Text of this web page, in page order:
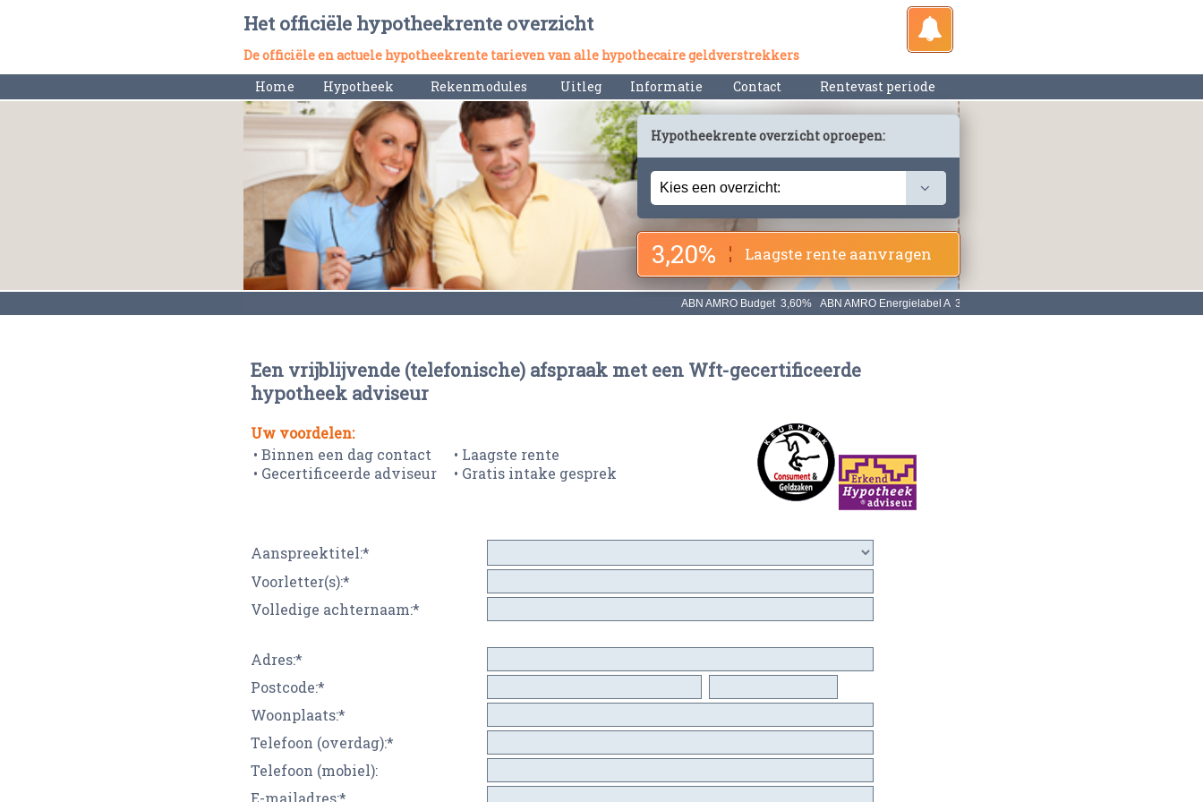
Het officiële hypotheekrente overzicht
De officiële en actuele hypotheekrente tarieven van alle hypothecaire geldverstrekkers
Home
Hypotheek Rekenmodules Uitleg Informatie Contact Rentevast periode
Hypotheekrente overzicht oproepen:
3,20% Laagste rente aanvragen